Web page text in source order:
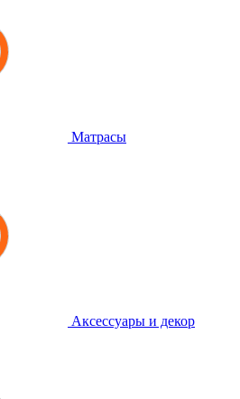
Матрасы
Аксессуары и декор